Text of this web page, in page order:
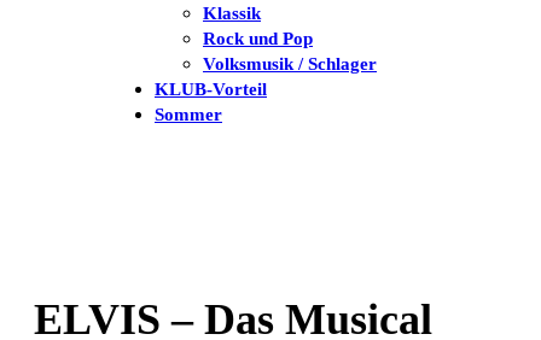
Klassik
Rock und Pop
Volksmusik / Schlager
KLUB-Vorteil
Sommer
ELVIS – Das Musical